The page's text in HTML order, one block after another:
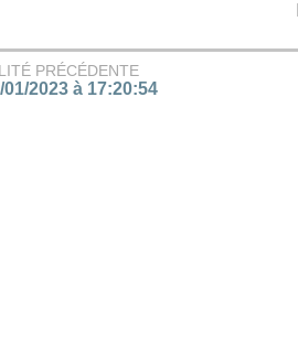
PRÉCÉDENTE
01/2023 à 17:20:54